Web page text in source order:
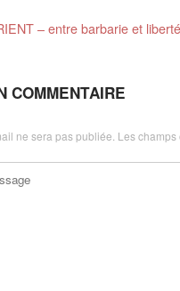
– entre barbarie et
COMMENTAIRE
ne sera pas publiée. Les